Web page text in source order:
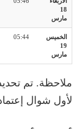
18
مارس
الخميس
19
مارس
05:44
ملاحظة. تم
لأول شوال